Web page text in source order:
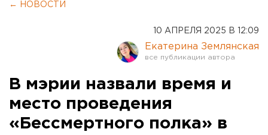
← НОВОСТИ
10 АПРЕЛЯ 2025 В 12:09
Екатерина Землянская
В мэрии назвали время и
место проведения
«Бессмертного полка» в